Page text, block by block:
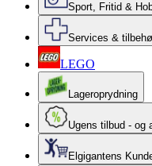
Sport, Fritid &
Services &
LEGO
Lageroprydning
Ugens tilbud - og
Elgigantens